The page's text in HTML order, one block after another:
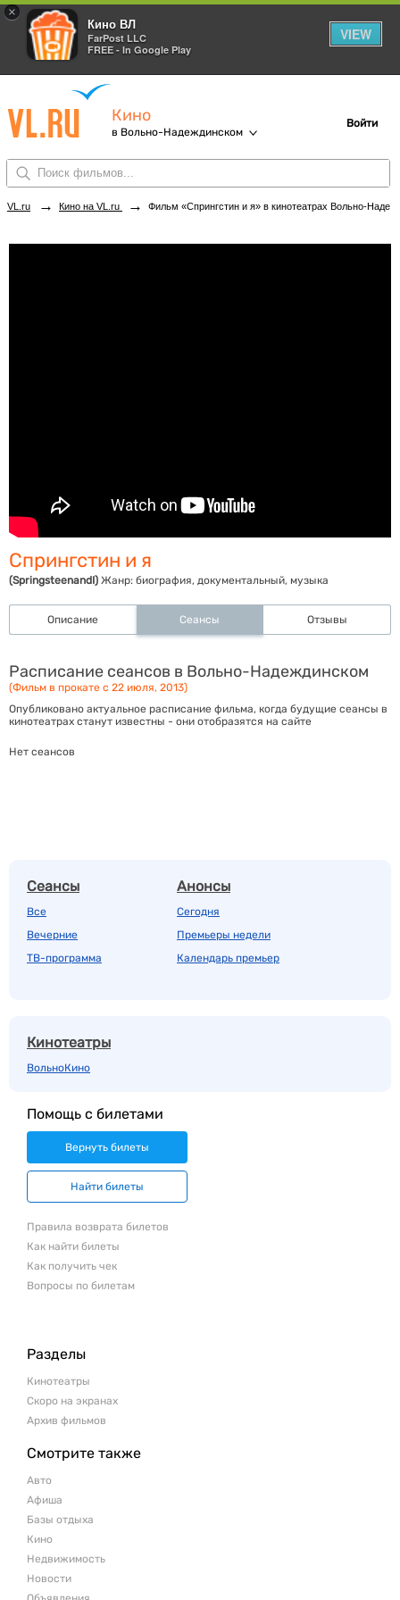
×
Кино ВЛ
FarPost LLC
FREE - In Google Play
VIEW
Кино
в Вольно-Надеждинском
Войти
VL.ru → Кино на VL.ru → Фильм «Спрингстин и я» в кинотеатрах Вольно-Надеждинского. Купить билеты!
Спрингстин и я
(SpringsteenandI) Жанр: биография, документальный, музыка
Описание Сеансы Отзывы
Расписание сеансов в Вольно-Надеждинском
(Фильм в прокате с 22 июля, 2013)
Опубликовано актуальное расписание фильма, когда будущие сеансы в
кинотеатрах станут известны - они отобразятся на сайте
Нет сеансов
Сеансы
Все
Вечерние
ТВ-программа
Анонсы
Сегодня
Премьеры недели
Календарь премьер
Кинотеатры
ВольноКино
Помощь с билетами
Вернуть билеты
Найти билеты
Правила возврата билетов
Как найти билеты
Как получить чек
Вопросы по билетам
Разделы
Кинотеатры
Скоро на экранах
Архив фильмов
Смотрите также
Авто
Афиша
Базы отдыха
Кино
Недвижимость
Новости